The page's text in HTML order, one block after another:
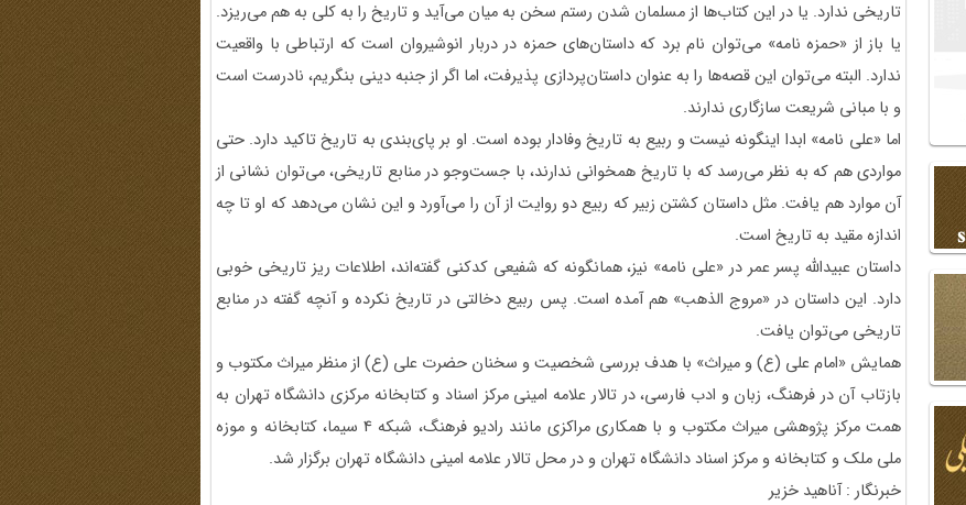
تاریخی ندارد. یا در این کتاب‌ها از مسلمان شدن رستم سخن به میان می‌آید و تاریخ را به کلی به هم می‌ریزد.
یا باز از «حمزه نامه» می‌توان نام برد که داستان‌های حمزه در دربار انوشیروان است که ارتباطی با واقعیت
ندارد. البته می‌توان این قصه‌ها را به عنوان داستان‌پردازی پذیرفت، اما اگر از جنبه دینی بنگریم، نادرست است
و با مبانی شریعت سازگاری ندارند.
اما «علی نامه» ابدا اینگونه نیست و ربیع به تاریخ وفادار بوده است. او بر پای‌بندی به تاریخ تاکید دارد. حتی
مواردی هم که به نظر می‌رسد که با تاریخ همخوانی ندارند، با جست‌وجو در منابع تاریخی، می‌توان نشانی از
آن موارد هم یافت. مثل داستان کشتن زبیر که ربیع دو روایت از آن را می‌آورد و این نشان می‌دهد که او تا چه
اندازه مقید به تاریخ است.
داستان عبیدالله پسر عمر در «علی نامه» نیز، همانگونه که شفیعی کدکنی گفته‌اند، اطلاعات ریز تاریخی خوبی
دارد. این داستان در «مروج الذهب» هم آمده است. پس ربیع دخالتی در تاریخ نکرده و آنچه گفته در منابع
تاریخی می‌توان یافت.
همایش «امام علی (ع) و میراث» با هدف بررسی شخصیت و سخنان حضرت علی (ع) از منظر میراث مکتوب و
بازتاب آن در فرهنگ، زبان و ادب فارسی، در تالار علامه امینی مرکز اسناد و کتابخانه مرکزی دانشگاه تهران به
همت مرکز پژوهشی میراث مکتوب و با همکاری مراکزی مانند رادیو فرهنگ، شبکه 4 سیما، کتابخانه و موزه
ملی ملک و کتابخانه و مرکز اسناد دانشگاه تهران و در محل تالار علامه امینی دانشگاه تهران برگزار شد.
خبرنگار : آناهید خزیر